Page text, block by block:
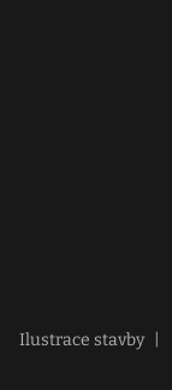
Ilustrace stavby